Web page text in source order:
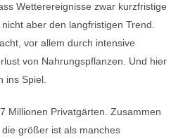
Wetterereignisse zwar kurzfristige
aber den langfristigen Trend.
vor allem durch intensive
von Nahrungspflanzen. Und hier
ins Spiel.
Millionen Privatgärten. Zusammen
größer ist als manches